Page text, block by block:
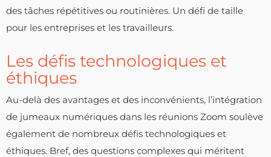
des tâches répétitives ou routinières. Un défi de taille
pour les entreprises et les travailleurs.
Les défis technologiques et
éthiques
Au-delà des avantages et des inconvénients, l’intégration
de jumeaux numériques dans les réunions Zoom soulève
également de nombreux défis technologiques et
éthiques. Bref, des questions complexes qui méritent